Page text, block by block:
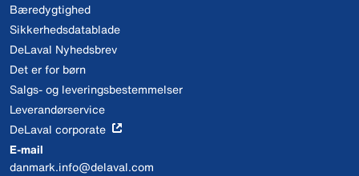
Bæredygtighed
Sikkerhedsdatablade
DeLaval Nyhedsbrev
Det er for børn
Salgs- og leveringsbestemmelser
Leverandørservice
DeLaval corporate
E-mail
danmark.info@delaval.com